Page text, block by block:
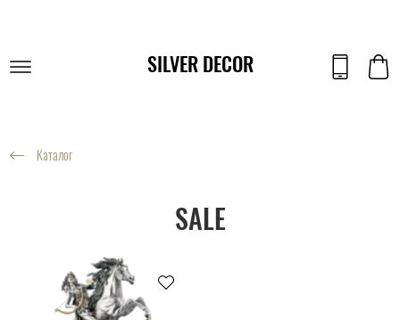
SILVER DECOR
Каталог
SALE